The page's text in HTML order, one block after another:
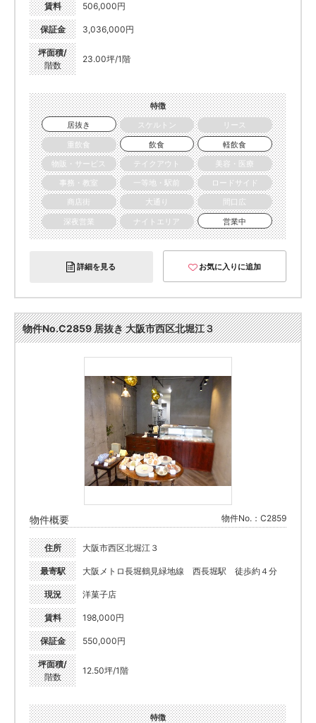
賃料 506,000円
保証金 3,036,000円
坪面積/
階数
23.00坪/1階
特徴
居抜き
スケルトン
リース
重飲食
飲食
軽飲食
物販・サービス
テイクアウト
美容・医療
事務・教室
一等地・駅前
ロードサイド
商店街
大通り
間口広
深夜営業
ナイトエリア 営業中
詳細を見る お気に入りに追加
物件No.C2859 居抜き 大阪市西区北堀江３
物件概要 物件No.：C2859
住所 大阪市西区北堀江３
最寄駅 大阪メトロ長堀鶴見緑地線 西長堀駅 徒歩約４分
現況 洋菓子店
賃料 198,000円
保証金 550,000円
坪面積/
階数
12.50坪/1階
特徴